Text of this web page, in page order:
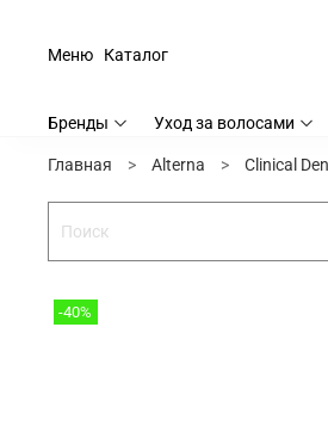
Каталог
Меню
Бренды Уход за волосами
Главная Alterna Clinical
-40%